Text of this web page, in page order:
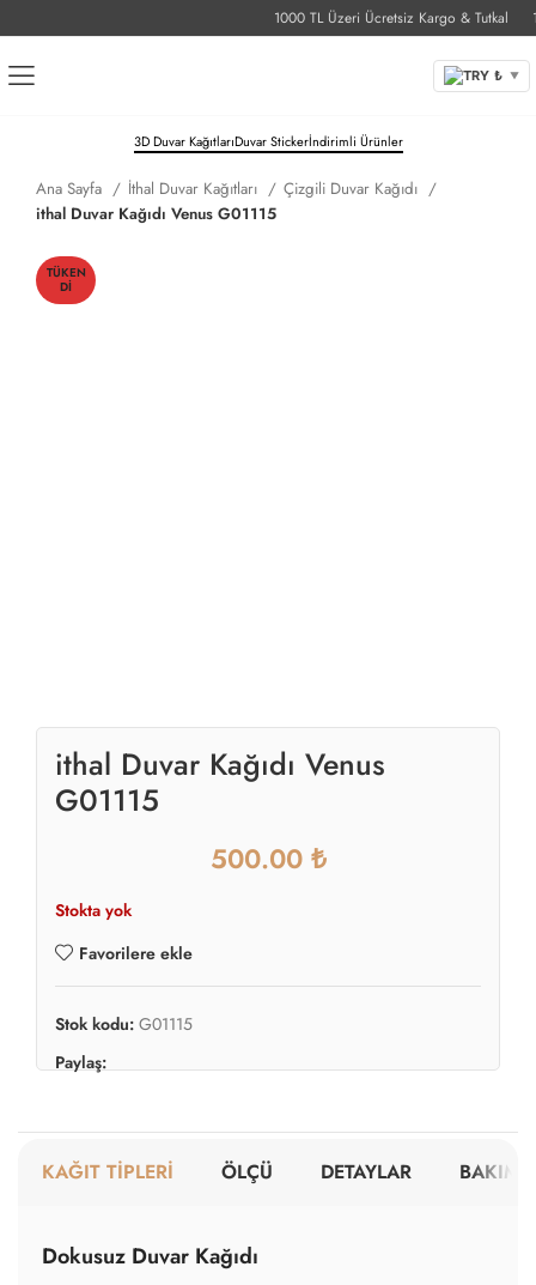
1000 TL Üzeri Ücretsiz Kargo & Tutkal
TRY ₺ ▼
3D Duvar KağıtlarıDuvar Stickerİndirimli Ürünler
Ana Sayfa İthal Duvar Kağıtları
Çizgili Duvar Kağıdı
ithal Duvar Kağıdı Venus G01115
TÜKEN
DI
ithal Duvar Kağıdı Venus
G01115
₺
Stokta yok
Favorilere ekle
Stok kodu: G01115
Paylaş:
KAĞIT TİPLERİ ÖLÇÜ DETAYLAR BAKIM
Dokusuz Duvar Kağıdı